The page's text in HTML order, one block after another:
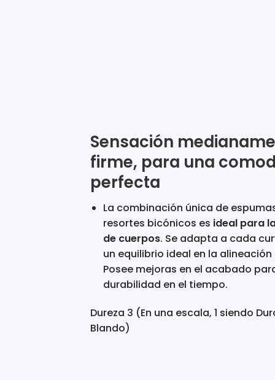
Sensación
firme, para una
perfecta
La combinación única de
resortes bicónicos es ideal para
de cuerpos. Se adapta a cada
un equilibrio ideal en la
Posee mejoras en el acabado
durabilidad en el tiempo.
Dureza 3 (En una escala, 1 siendo
Blando)